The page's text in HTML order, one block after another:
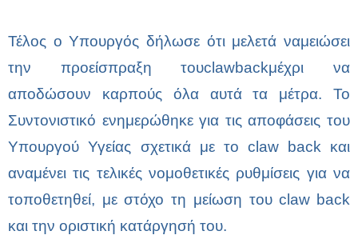
Τέλος ο Υπουργός δήλωσε ότι μελετά ναμειώσει
την προείσπραξη τουclawbackμέχρι να
αποδώσουν καρπούς όλα αυτά τα μέτρα. Το
Συντονιστικό ενημερώθηκε για τις αποφάσεις του
Υπουργού Υγείας σχετικά με τοclaw back και
αναμένει τις τελικές νομοθετικές ρυθμίσεις για να
τοποθετηθεί, με στόχο τη μείωση τουclaw back
και την οριστική κατάργησή του.